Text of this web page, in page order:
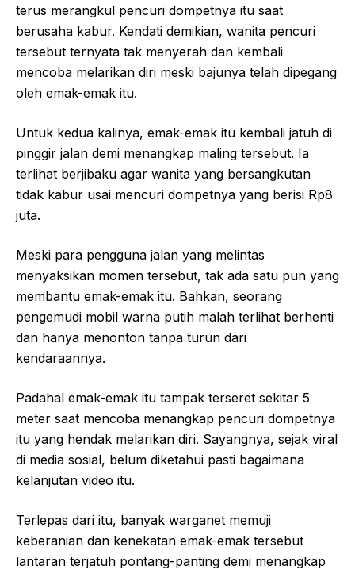
terus merangkul pencuri dompetnya itu saat
berusaha kabur. Kendati demikian, wanita pencuri
tersebut ternyata tak menyerah dan kembali
mencoba melarikan diri meski bajunya telah dipegang
oleh emak-emak itu.
Untuk kedua kalinya, emak-emak itu kembali jatuh di
pinggir jalan demi menangkap maling tersebut. Ia
terlihat berjibaku agar wanita yang bersangkutan
tidak kabur usai mencuri dompetnya yang berisi Rp8
juta.
Meski para pengguna jalan yang melintas
menyaksikan momen tersebut, tak ada satu pun yang
membantu emak-emak itu. Bahkan, seorang
pengemudi mobil warna putih malah terlihat berhenti
dan hanya menonton tanpa turun dari
kendaraannya.
Padahal emak-emak itu tampak terseret sekitar 5
meter saat mencoba menangkap pencuri dompetnya
itu yang hendak melarikan diri. Sayangnya, sejak viral
di media sosial, belum diketahui pasti bagaimana
kelanjutan video itu.
Terlepas dari itu, banyak warganet memuji
keberanian dan kenekatan emak-emak tersebut
lantaran terjatuh pontang-panting demi menangkap